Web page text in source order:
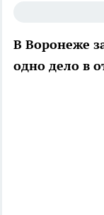
В Воронеже
одно дело в